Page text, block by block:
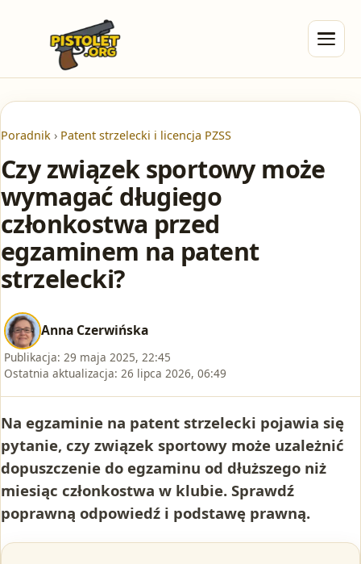
Poradnik › Patent strzelecki i licencja PZSS
Czy związek sportowy może
wymagać długiego
członkostwa przed
egzaminem na patent
strzelecki?
Anna Czerwińska
Publikacja: 29 maja 2025, 22:45
Ostatnia aktualizacja: 26 lipca 2026, 06:49
Na egzaminie na patent strzelecki pojawia się
pytanie, czy związek sportowy może uzależnić
dopuszczenie do egzaminu od dłuższego niż
miesiąc członkostwa w klubie. Sprawdź
poprawną odpowiedź i podstawę prawną.